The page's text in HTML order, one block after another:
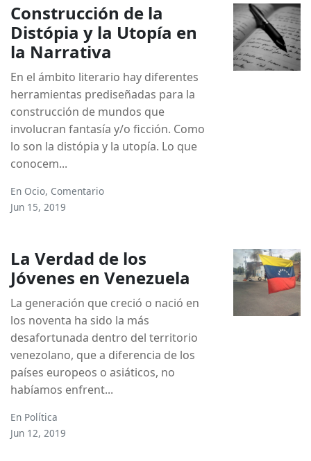
Construcción de la
Distópia y la Utopía en
la Narrativa
En el ámbito literario hay diferentes
herramientas prediseñadas para la
construcción de mundos que
involucran fantasía y/o ficción. Como
lo son la distópia y la utopía. Lo que
conocem...
En Ocio, Comentario
Jun 15, 2019
La Verdad de los
Jóvenes en Venezuela
La generación que creció o nació en
los noventa ha sido la más
desafortunada dentro del territorio
venezolano, que a diferencia de los
países europeos o asiáticos, no
habíamos enfrent...
En Política
Jun 12, 2019